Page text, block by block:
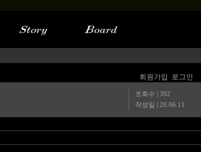
회원가입 로그인
조회수 | 392
작성일 | 20.06.11